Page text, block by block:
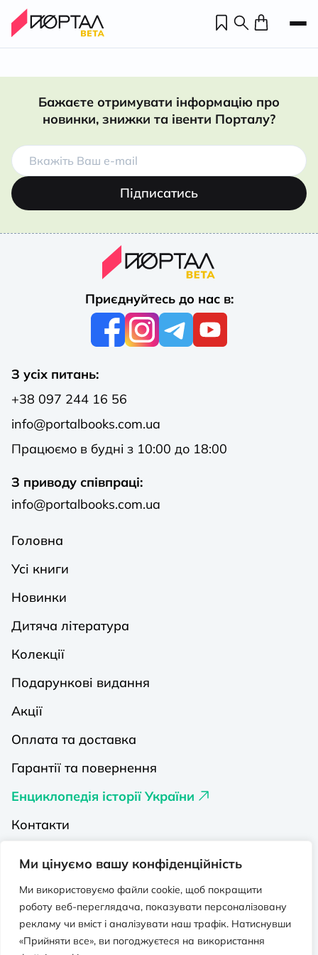
Ми цінуємо вашу конфіденційність
Ми використовуємо файли cookie, щоб покращити
роботу веб-переглядача, показувати персоналізовану
рекламу чи вміст і аналізувати наш трафік. Натиснувши
«Прийняти все», ви погоджуєтеся на використання
Бажаєте отримувати інформацію про
новинки, знижки та івенти Порталу?
Підписатись
Приєднуйтесь до нас в:
З усіх питань:
+38 097 244 16 56
info@portalbooks.com.ua
Працюємо в будні з 10:00 до 18:00
З приводу співпраці:
info@portalbooks.com.ua
Головна
Усі книги
Новинки
Дитяча література
Колекції
Подарункові видання
Акції
Оплата та доставка
Гарантії та повернення
Енциклопедія історії України
Контакти
Видавництва на Порталі
Політика конфіденційності
Публічна оферта